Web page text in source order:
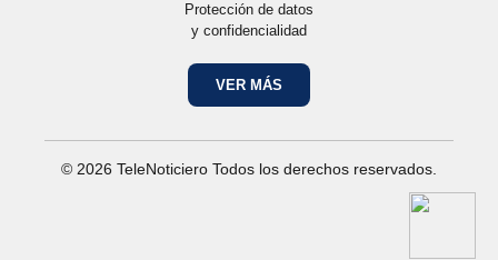
Protección de datos
y confidencialidad
VER MÁS
© 2026 TeleNoticiero Todos los derechos reservados.